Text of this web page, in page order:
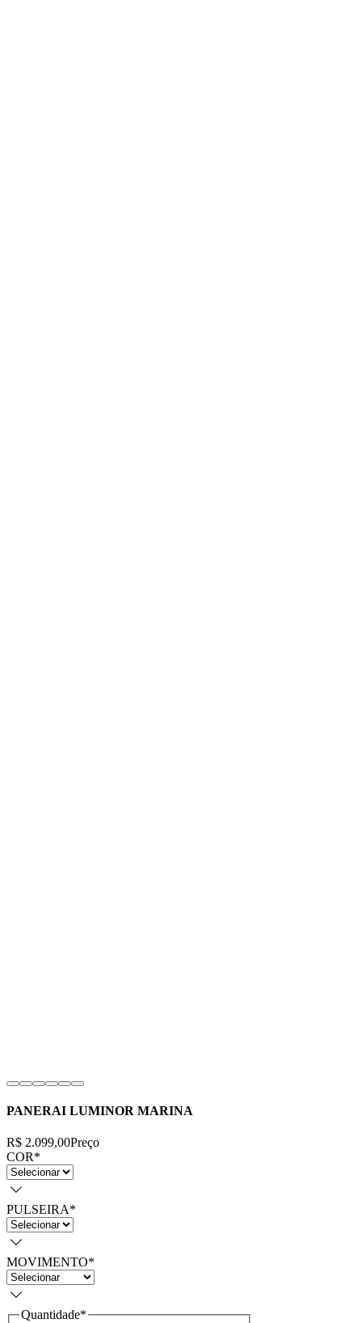
PANERAI LUMINOR MARINA
R$ 2.099,00Preço
COR*
PULSEIRA*
MOVIMENTO*
Quantidade*